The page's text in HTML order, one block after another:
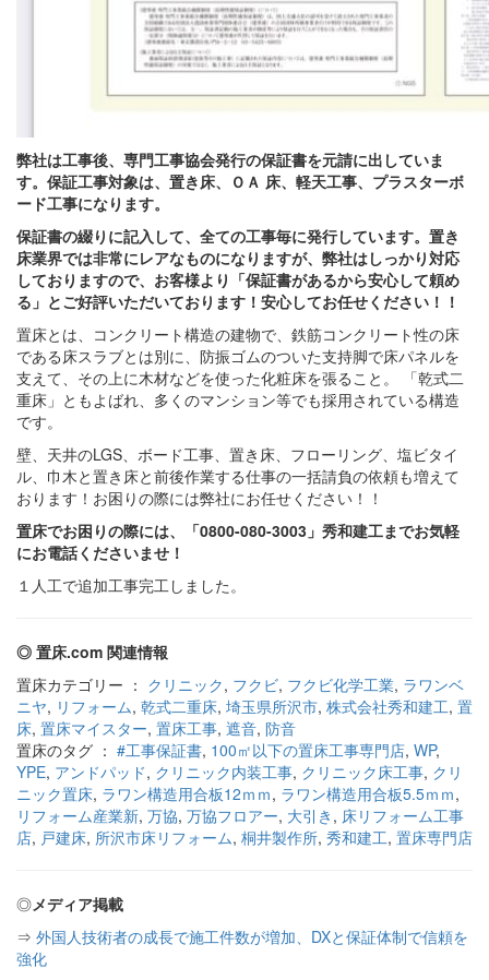
弊社は工事後、専門工事協会発行の保証書を元請に出していま
す。保証工事対象は、置き床、ＯＡ 床、軽天工事、プラスターボ
ード工事になります。
保証書の綴りに記入して、全ての工事毎に発行しています。置き
床業界では非常にレアなものになりますが、弊社はしっかり対応
しておりますので、お客様より「保証書があるから安心して頼め
る」とご好評いただいております！安心してお任せください！！
置床とは、コンクリート構造の建物で、鉄筋コンクリート性の床
である床スラブとは別に、防振ゴムのついた支持脚で床パネルを
支えて、その上に木材などを使った化粧床を張ること。 「乾式二
重床」ともよばれ、多くのマンション等でも採用されている構造
です。
壁、天井のLGS、ボード工事、置き床、フローリング、塩ビタイ
ル、巾木と置き床と前後作業する仕事の一括請負の依頼も増えて
おります！お困りの際には弊社にお任せください！！
置床でお困りの際には、「0800-080-3003」秀和建工までお気軽
にお電話くださいませ！
１人工で追加工事完工しました。
◎ 置床.com 関連情報
置床カテゴリー ： クリニック, フクビ, フクビ化学工業, ラワンベ
ニヤ, リフォーム, 乾式二重床, 埼玉県所沢市, 株式会社秀和建工, 置
床, 置床マイスター, 置床工事, 遮音, 防音
置床のタグ ： #工事保証書, 100㎡以下の置床工事専門店, WP,
YPE, アンドパッド, クリニック内装工事, クリニック床工事, クリ
ニック置床, ラワン構造用合板12ｍｍ, ラワン構造用合板5.5ｍｍ,
リフォーム産業新, 万協, 万協フロアー, 大引き , 床リフォーム工事
店, 戸建床, 所沢市床リフォーム, 桐井製作所, 秀和建工, 置床専門店
◎メディア掲載
⇒ 外国人技術者の成長で施工件数が増加、DXと保証体制で信頼を
強化